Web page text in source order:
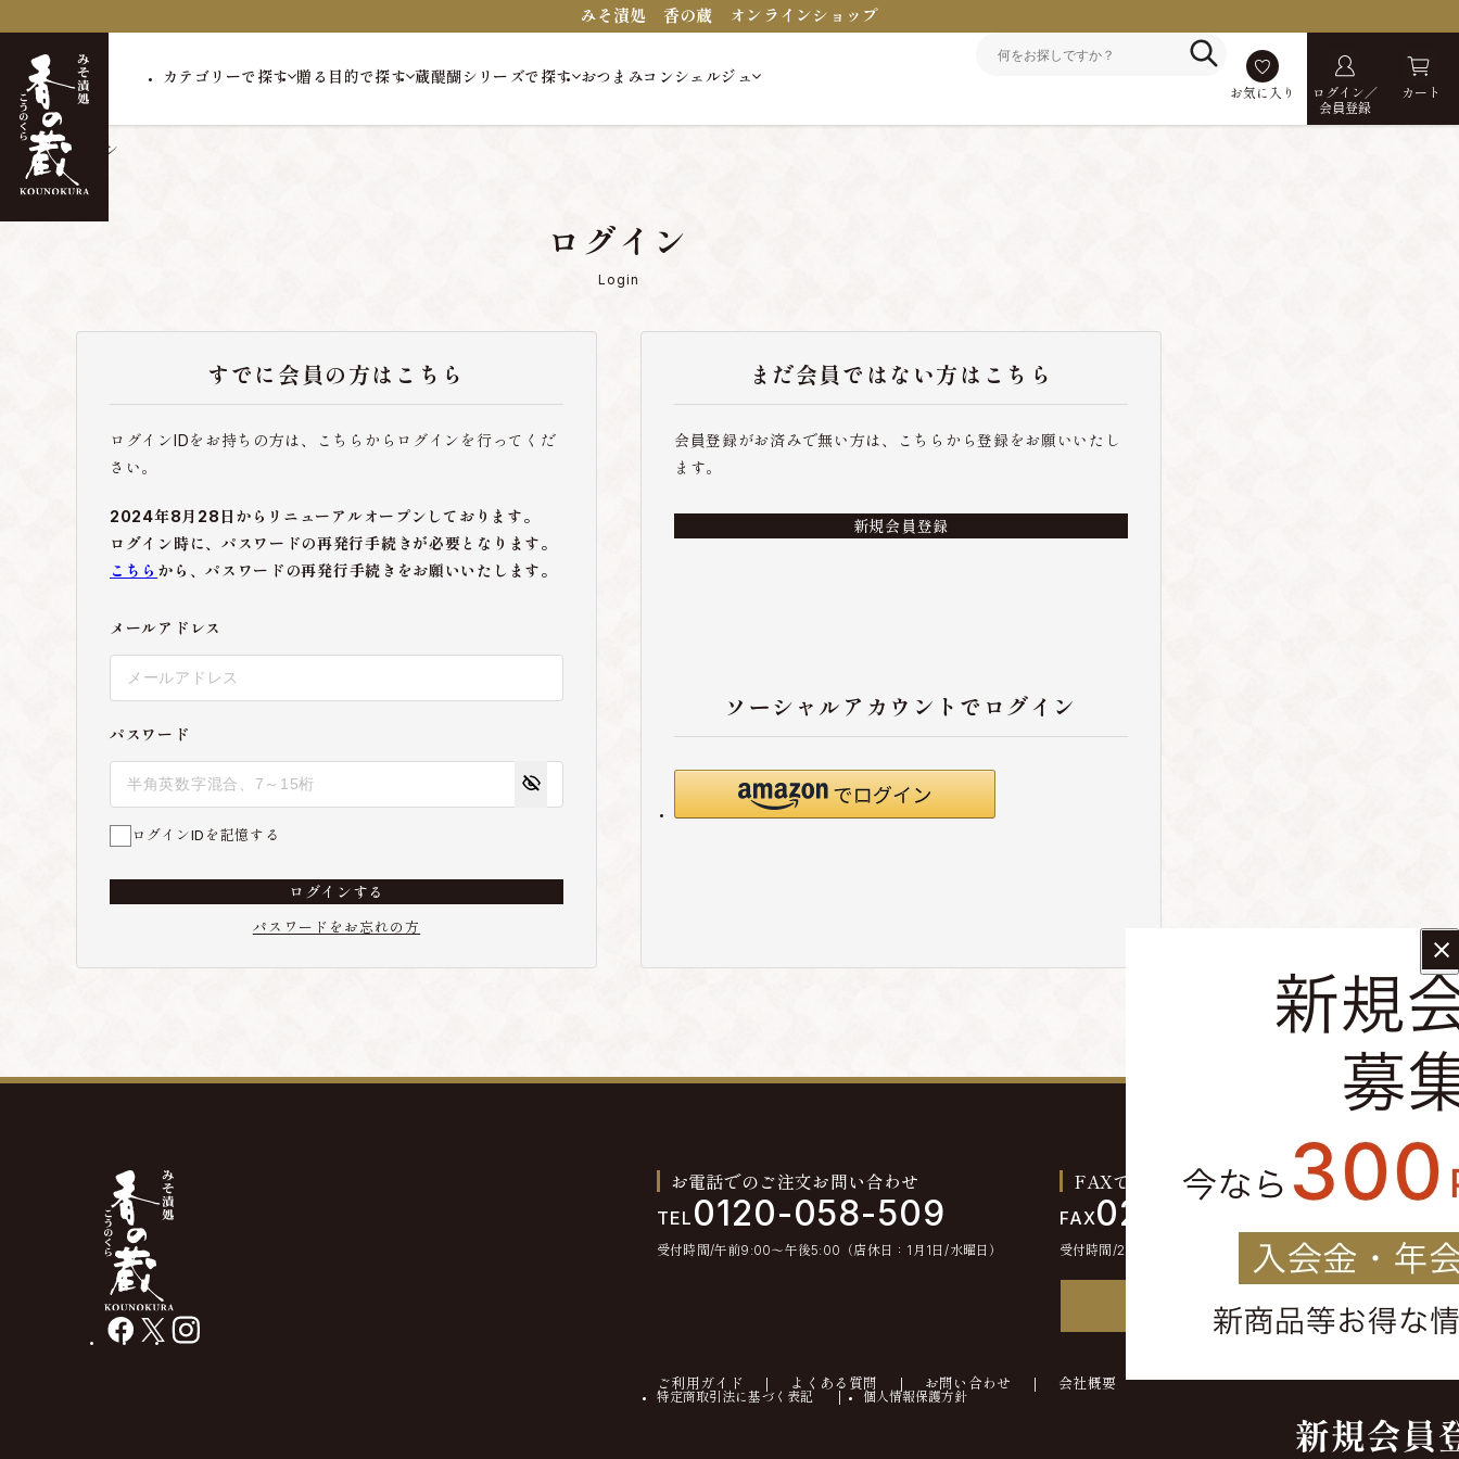
みそ漬処 香の蔵 オンラインショップ
カテゴリーで探す 贈る目的で探す 蔵醍醐シリーズで探す おつまみコンシェルジュ
お気に入り
ログイン／
会員登録
カート
トップ ログイン
ログイン
Login
すでに会員の方はこちら
ログインIDをお持ちの方は、こちらからログインを行ってくだ
さい。
2024年8月28日からリニューアルオープンしております。
ログイン時に、パスワードの再発行手続きが必要となります。
こちら から、パスワードの再発行手続きをお願いいたします。
メールアドレス
パスワード
ログインIDを記憶する
ログインする
パスワードをお忘れの方
まだ会員ではない方はこちら
会員登録がお済みで無い方は、こちらから登録をお願いいたし
ます。
新規会員登録
ソーシャルアカウントでログイン
facebook
X instagram
お電話でのご注文お問い合わせ
TEL 0120-058-509
受付時間/午前9:00〜午後5:00（店休日：1月1日/水曜日）
FAXでのご注文お問い合わせ
FAX0244-46-2355
受付時間/24時間受付
ご利用ガイド よくある質問 お問い合わせ 会社概要
特定商取引法に基づく表記 個人情報保護方針